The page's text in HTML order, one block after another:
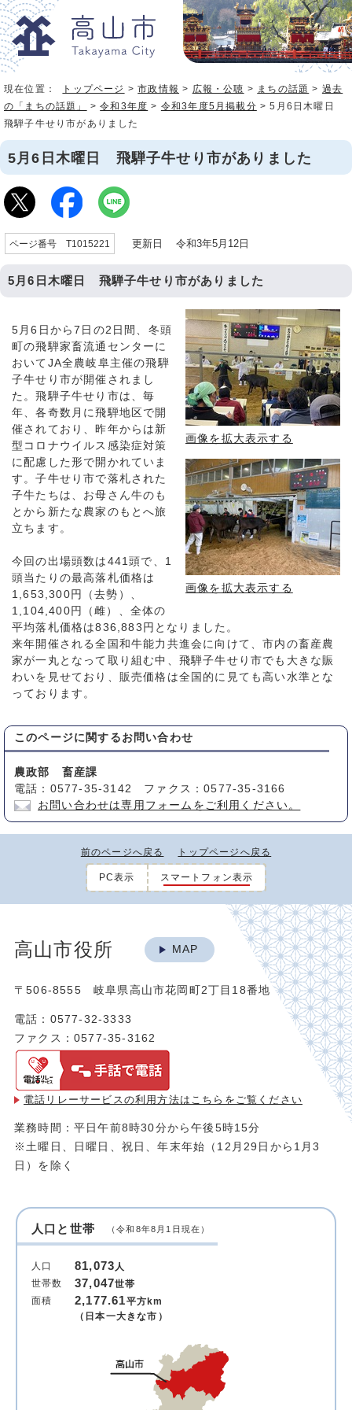
現在位置： トップページ >市政情報 > 広報・公聴 > まちの話題 > 過去
の「まちの話題」
>令和3年度 > 令和3年度5月掲載分 > 5月6日木曜日
飛騨子牛せり市がありました
5月6日木曜日 飛騨子牛せり市がありました
ページ番号 T1015221 更新日 令和3年5月12日
5月6日木曜日 飛騨子牛せり市がありました
画像を拡大表示する
画像を拡大表示する
5月6日から7日の2日間、冬頭
町の飛騨家畜流通センターに
おいてJA全農岐阜主催の飛騨
子牛せり市が開催されまし
た。飛騨子牛せり市は、毎
年、各奇数月に飛騨地区で開
催されており、昨年からは新
型コロナウイルス感染症対策
に配慮した形で開かれていま
す。子牛せり市で落札された
子牛たちは、お母さん牛のも
とから新たな農家のもとへ旅
立ちます。
今回の出場頭数は441頭で、1
頭当たりの最高落札価格は
1,653,300円（去勢）、
1,104,400円（雌）、全体の
平均落札価格は836,883円となりました。
来年開催される全国和牛能力共進会に向けて、市内の畜産農
家が一丸となって取り組む中、飛騨子牛せり市でも大きな賑
わいを見せており、販売価格は全国的に見ても高い水準とな
っております。
このページに関する お問い合わせ
農政部 畜産課
電話：0577-35-3142 ファクス：0577-35-3166
お問い合わせは専用フォームをご利用ください。
前のページへ戻る トップページへ戻る
PC表示 スマートフォン表示
高山市役所 MAP
〒506-8555 岐阜県高山市花岡町2丁目18番地
電話：0577-32-3333
ファクス：0577-35-3162
電話リレーサービスの利用方法は こちらをご覧ください
業務時間：平日午前8時30分から午後5時15分
※土曜日、日曜日、祝日、年末年始（12月29日から1月3
日）を除く
人口と世帯 （令和8年8月1日現在）
人口 81,073人
世帯数
37,047世帯
面積
2,177.61平方km
（日本一大きな市）